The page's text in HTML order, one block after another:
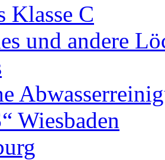
Klasse C
und andere
Wiesbaden